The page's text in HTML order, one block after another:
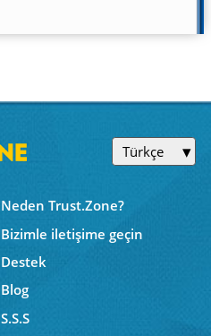
Türkçe
Neden Trust.Zone?
Bizimle iletişime geçin
Destek
Blog
S.S.S